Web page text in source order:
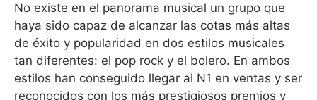
No existe en el panorama musical un grupo que
haya sido capaz de alcanzar las cotas más altas
de éxito y popularidad en dos estilos musicales
tan diferentes: el pop rock y el bolero. En ambos
estilos han conseguido llegar al N1 en ventas y ser
reconocidos con los más prestigiosos premios y